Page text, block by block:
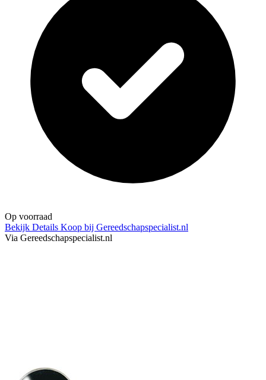
Op voorraad
Bekijk Details Koop bij Gereedschapspecialist.nl
Via Gereedschapspecialist.nl